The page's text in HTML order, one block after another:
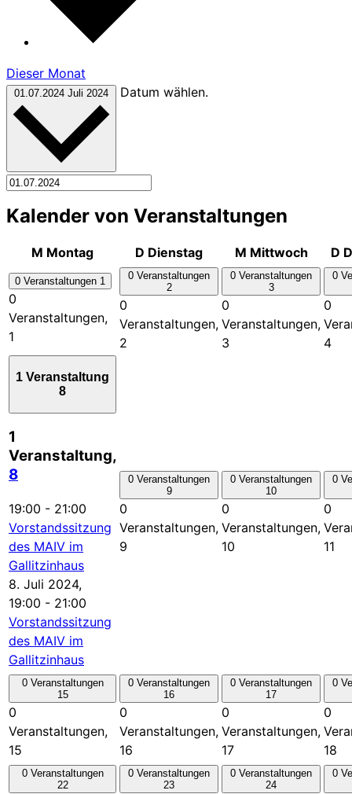
Dieser Monat
01.07.2024 Juli 2024 Datum wählen.
Kalender von Veranstaltungen
M Montag D Dienstag M Mittwoch D
0 Veranstaltungen 1
0
Veranstaltungen,
1
0 Veranstaltungen
2
0
Veranstaltungen,
2
0 Veranstaltungen
3
0
Veranstaltungen,
3
0
0
4
1 Veranstaltung
8
1
Veranstaltung,
8
19:00 - 21:00
Vorstandssitzung
des MAIV im
Gallitzinhaus
8. Juli 2024,
19:00 - 21:00
Vorstandssitzung
des MAIV im
Gallitzinhaus
0 Veranstaltungen
9
0
Veranstaltungen,
9
0 Veranstaltungen
10
0
Veranstaltungen,
10
0
0
11
0 Veranstaltungen
15
0
Veranstaltungen,
15
0 Veranstaltungen
16
0
Veranstaltungen,
16
0 Veranstaltungen
17
0
Veranstaltungen,
17
0
0
18
0 Veranstaltungen
22
0 Veranstaltungen
23
0 Veranstaltungen
24
0